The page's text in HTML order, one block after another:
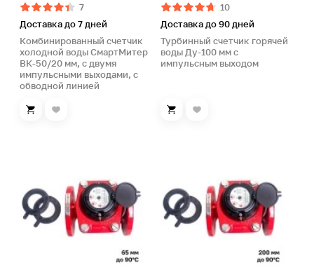
7
Доставка до 7 дней
Комбинированный счетчик
холодной воды СмартМитер
ВК-50/20 мм, с двумя
импульсными выходами, с
обводной линией
10
Доставка до 90 дней
Турбинный счетчик горячей
воды Ду-100 мм с
импульсным выходом